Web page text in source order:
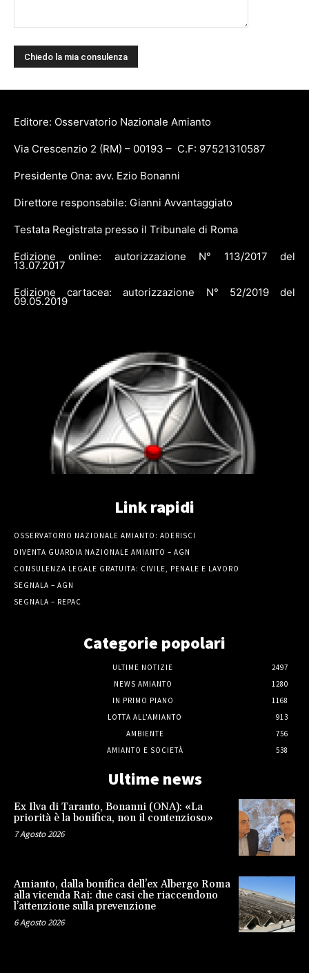
Editore: Osservatorio Nazionale Amianto
Via Crescenzio 2 (RM) – 00193 – C.F: 97521310587
Presidente Ona: avv. Ezio Bonanni
Direttore responsabile: Gianni Avvantaggiato
Testata Registrata presso il Tribunale di Roma
Edizione online: autorizzazione N° 113/2017 del
13.07.2017
Edizione cartacea: autorizzazione N° 52/2019 del
09.05.2019
Link rapidi
OSSERVATORIO NAZIONALE AMIANTO: ADERISCI
DIVENTA GUARDIA NAZIONALE AMIANTO – AGN
CONSULENZA LEGALE GRATUITA: CIVILE, PENALE E LAVORO
SEGNALA – AGN
SEGNALA – REPAC
Categorie popolari
ULTIME NOTIZIE
2497
NEWS AMIANTO
1280
IN PRIMO PIANO
1168
LOTTA ALL'AMIANTO
913
AMBIENTE
756
AMIANTO E SOCIETÀ
538
Ultime news
Ex Ilva di Taranto, Bonanni (ONA): «La
priorità è la bonifica, non il contenzioso»
7 Agosto 2026
Amianto, dalla bonifica dell’ex Albergo Roma
alla vicenda Rai: due casi che riaccendono
l’attenzione sulla prevenzione
6 Agosto 2026